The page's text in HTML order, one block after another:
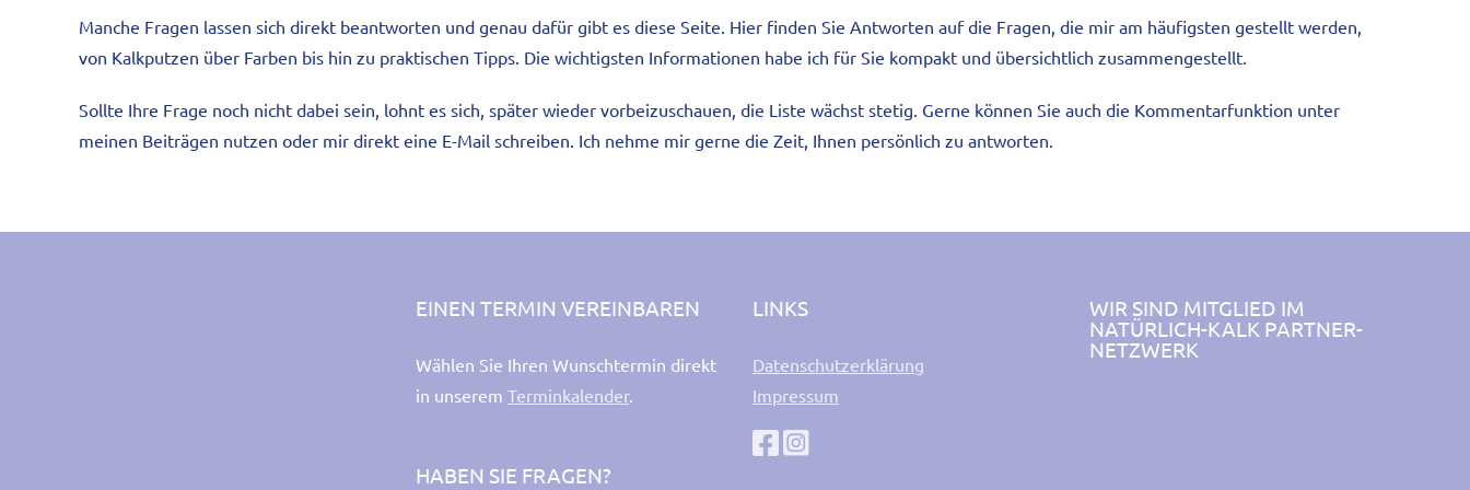
Manche Fragen lassen sich direkt beantworten und genau dafür gibt es diese Seite. Hier finden Sie Antworten auf die Fragen, die mir am häufigsten gestellt werden,
von Kalkputzen über Farben bis hin zu praktischen Tipps. Die wichtigsten Informationen habe ich für Sie kompakt und übersichtlich zusammengestellt.
Sollte Ihre Frage noch nicht dabei sein, lohnt es sich, später wieder vorbeizuschauen, die Liste wächst stetig. Gerne können Sie auch die Kommentarfunktion unter
meinen Beiträgen nutzen oder mir direkt eine E-Mail schreiben. Ich nehme mir gerne die Zeit, Ihnen persönlich zu antworten.
EINEN TERMIN VEREINBAREN
Wählen Sie Ihren Wunschtermin direkt
in unserem Terminkalender.
HABEN SIE FRAGEN?
LINKS
Datenschutzerklärung
Impressum
WIR SIND MITGLIED IM
NATÜRLICH-KALK PARTNER-
NETZWERK